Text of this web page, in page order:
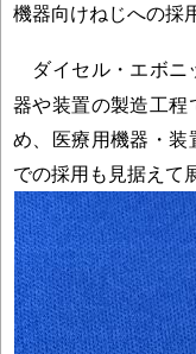
機器向けねじへの採
ダイセル・エボニ
器や装置の製造工程
め、医療用機器・装
での採用も見据えて